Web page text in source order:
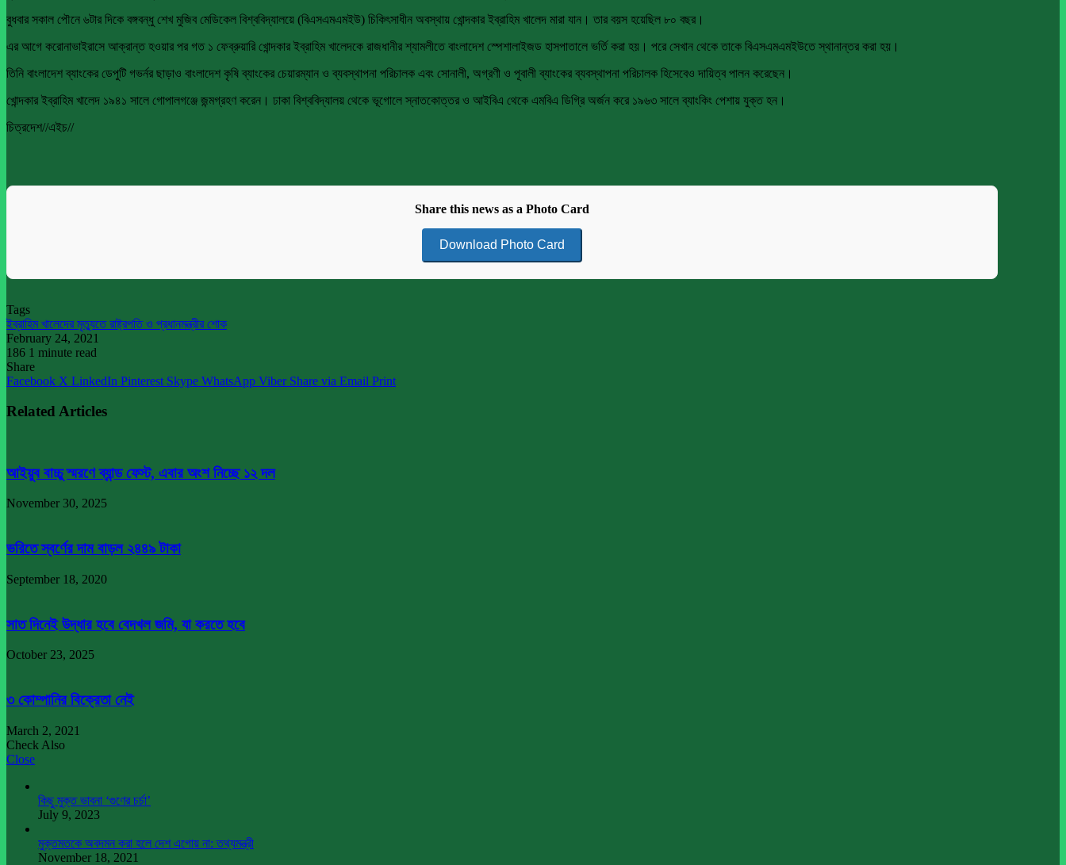
বুধবার সকাল পৌনে ৬টার দিকে বঙ্গবন্ধু শেখ মুজিব মেডিকেল বিশ্ববিদ্যালয়ে (বিএসএমএমইউ) চিকিৎসাধীন অবস্থায় খোন্দকার ইব্রাহিম খালেদ মারা যান। তার বয়স হয়েছিল ৮০ বছর।
এর আগে করোনাভাইরাসে আক্রান্ত হওয়ার পর গত ১ ফেব্রুয়ারি খোন্দকার ইব্রাহিম খালেদকে রাজধানীর শ্যামলীতে বাংলাদেশ স্পেশালাইজড হাসপাতালে ভর্তি করা হয়। পরে সেখান থেকে তাকে বিএসএমএমইউতে স্থানান্তর করা হয়।
তিনি বাংলাদেশ ব্যাংকের ডেপুটি গভর্নর ছাড়াও বাংলাদেশ কৃষি ব্যাংকের চেয়ারম্যান ও ব্যবস্থাপনা পরিচালক এবং সোনালী, অগ্রণী ও পূবালী ব্যাংকের ব্যবস্থাপনা পরিচালক হিসেবেও দায়িত্ব পালন করেছেন।
খোন্দকার ইব্রাহিম খালেদ ১৯৪১ সালে গোপালগঞ্জে জন্মগ্রহণ করেন। ঢাকা বিশ্ববিদ্যালয় থেকে ভূগোলে স্নাতকোত্তর ও আইবিএ থেকে এমবিএ ডিগ্রি অর্জন করে ১৯৬৩ সালে ব্যাংকিং পেশায় যুক্ত হন।
চিত্রদেশ//এইচ//
Share this news as a Photo Card
Download Photo Card
Tags
ইব্রাহিম খালেদের মৃত্যুতে রাষ্ট্রপতি ও প্রধানমন্ত্রীর শোক
February 24, 2021
186 1 minute read
Share
Facebook X LinkedIn Pinterest Skype WhatsApp Viber Share via Email Print
Related Articles
আইয়ুব বাচ্চু স্মরণে ব্যান্ড ফেস্ট, এবার অংশ নিচ্ছে ১২ দল
November 30, 2025
ভরিতে স্বর্ণের দাম বাড়ল ২৪৪৯ টাকা
September 18, 2020
সাত দিনেই উদ্ধার হবে বেদখল জমি, যা করতে হবে
October 23, 2025
৩ কোম্পানির বিক্রেতা নেই
March 2, 2021
Check Also
Close
কিছু মুক্ত ভাবনা ‘গুণের চর্চা’
July 9, 2023
মুক্তমতকে অবদমন করা হলে দেশ এগোয় না: তথ্যমন্ত্রী
November 18, 2021